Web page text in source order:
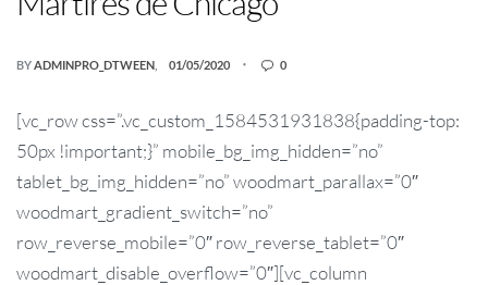
BYADMINPRO_DTWEEN 01/05/2020 0
[vc_row css=”.vc_custom_1584531931838{padding-top:
50px !important;}” mobile_bg_img_hidden=”no”
tablet_bg_img_hidden=”no” woodmart_parallax=”0″
woodmart_gradient_switch=”no”
row_reverse_mobile=”0″ row_reverse_tablet=”0″
woodmart_disable_overflow=”0″][vc_column